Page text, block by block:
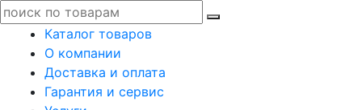
Каталог товаров
О компании
Доставка и оплата
Гарантия и сервис